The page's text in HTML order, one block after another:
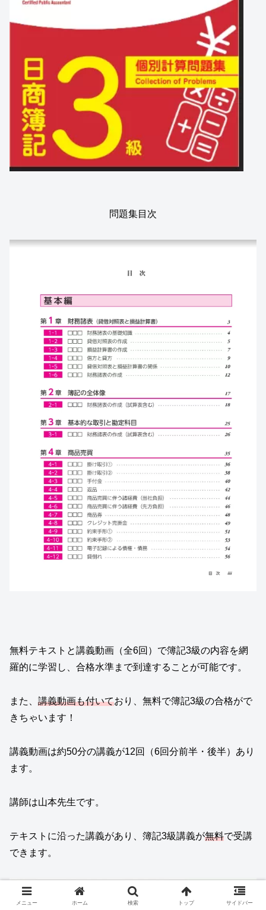
問題集目次
無料テキストと講義動画（全6回）で簿記3級の内容を網
羅的に学習し、合格水準まで到達することが可能です。
また、 講義動画も付いており、無料で簿記3級の合格がで
きちゃいます！
講義動画は約50分の講義が12回（6回分前半・後半）あり
ます。
講師は山本先生です。
テキストに沿った講義があり、簿記3級講義が無料で受講
できます。
メニュー ホーム 検索 トップ サイドバー